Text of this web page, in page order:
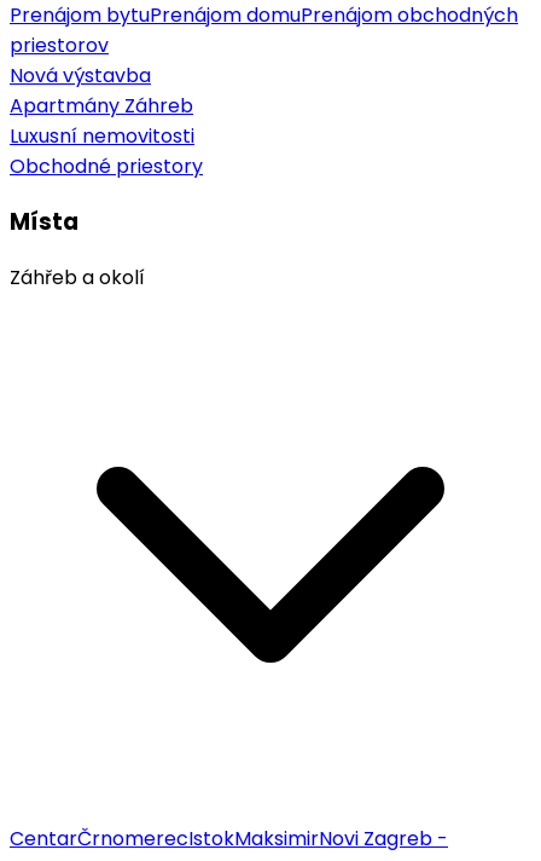
Prenájom bytuPrenájom domuPrenájom obchodných
priestorov
Nová výstavba
Apartmány Záhreb
Luxusní nemovitosti
Obchodné priestory
Místa
Záhřeb a okolí
CentarČrnomerecIstokMaksimirNovi Zagreb -